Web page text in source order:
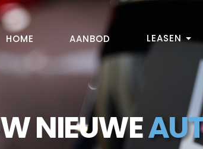
HOME AANBOD LEASEN
NIEUWE